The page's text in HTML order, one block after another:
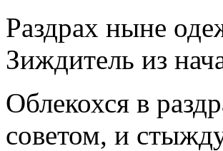
Раздрах ныне
Зиждитель из
Облекохся в
советом, и